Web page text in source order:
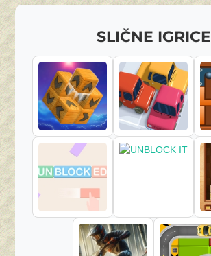
SLIČNE IGRICE